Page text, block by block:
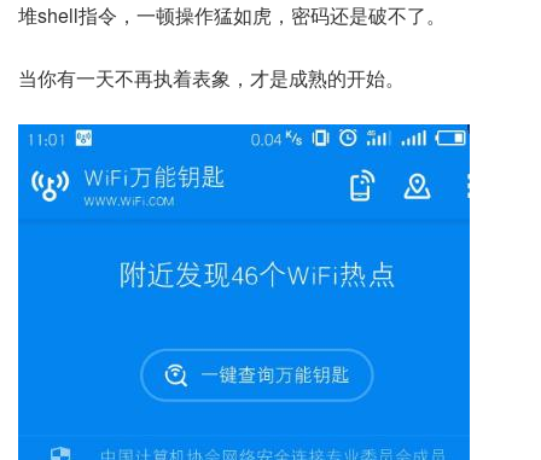
堆shell指令，一顿操作猛如虎，密码还是破不了。
当你有一天不再执着表象，才是成熟的开始。